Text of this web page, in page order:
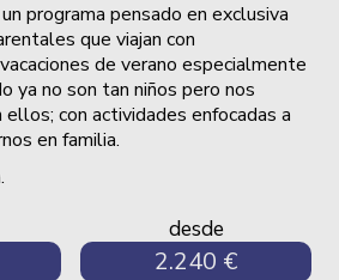
programa pensado en exclusiva
que viajan con
de verano especialmente
ya no son tan niños pero nos
con actividades enfocadas a
en familia.
desde
2.240 €